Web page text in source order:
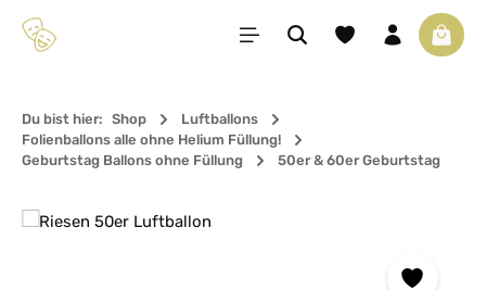
Zum Hauptinhalt springen Du hast 0 Produkte
Du bist hier: Shop
Luftballons
Folienballons alle ohne Helium Füllung!
Geburtstag Ballons ohne Füllung
50er & 60er Geburtstag
Bildergalerie überspringen